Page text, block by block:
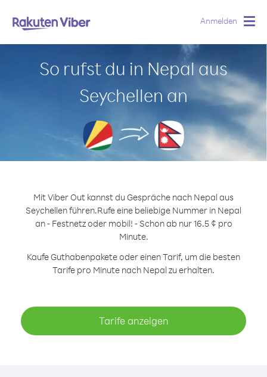
Anmelden
So rufst du in Nepal aus
Seychellen an
Mit Viber Out kannst du Gespräche nach Nepal aus
Seychellen führen.Rufe eine beliebige Nummer in Nepal
an - Festnetz oder mobil! - Schon ab nur 16.5 ¢ pro
Minute.
Kaufe Guthabenpakete oder einen Tarif, um die besten
Tarife pro Minute nach Nepal zu erhalten.
Tarife anzeigen